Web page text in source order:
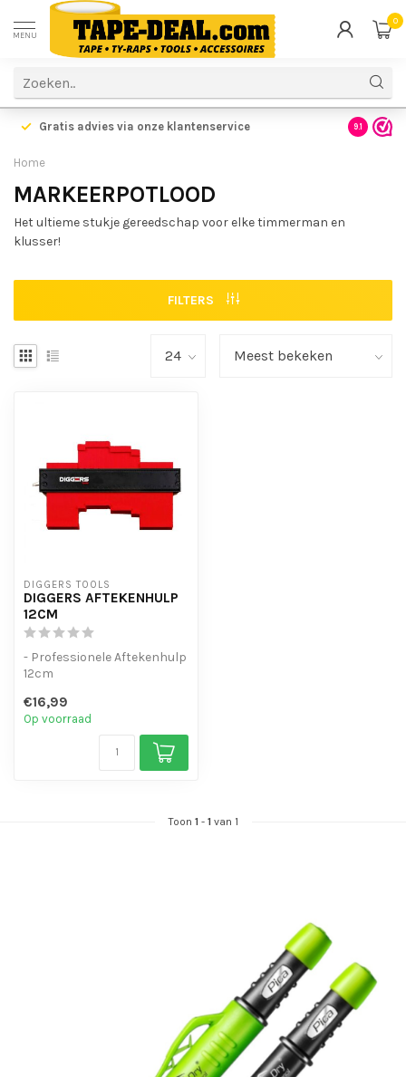
MENU
0
Gratis advies via onze klantenservice 9.1
Home
MARKEERPOTLOOD
Het ultieme stukje gereedschap voor elke timmerman en
klusser!
FILTERS
DIGGERS TOOLS
DIGGERS AFTEKENHULP
12CM
- Professionele Aftekenhulp
12cm
ingewikkelde vormen.
- ...
€16,99
Op voorraad
Toon 1- 1van 1